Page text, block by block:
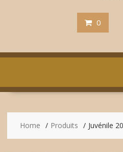
0
Home Produits Juvénile